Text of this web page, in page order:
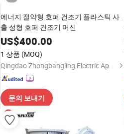
에너지 절약형 호퍼 건조기 플라스틱 사
출 성형 호퍼 건조기 머신
US$400.00
1 상품 (MOQ)
Qingdao Zhongbangling Electric Appliance Co., Ltd.
문의 보내기